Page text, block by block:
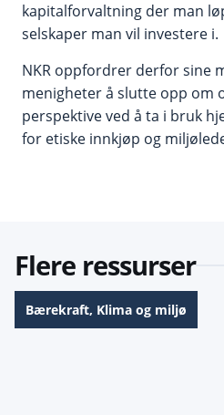
kapitalforvaltning der man
selskaper man vil investere i.
NKR oppfordrer derfor sine
menigheter å slutte opp om
perspektive ved å ta i bruk
for etiske innkjøp og
Flere ressurser
Bærekraft, Klima og miljø